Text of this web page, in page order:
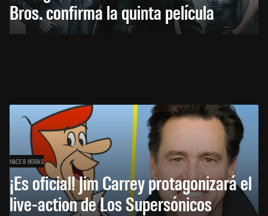
Bros. confirma la quinta película
HACE 8 HORAS
¡Es oficial! Jim Carrey protagonizará el
live-action de Los Supersónicos